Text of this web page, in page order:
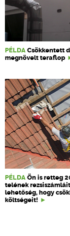
PÉLDA Csökkentett
megnövelt teraflop
PÉLDA Ön is retteg
telének
lehetőség, hogy
költségeit!